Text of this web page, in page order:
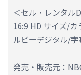
＜セル・レンタル
16:9 HD サイズ/
ルビーデジタル/
発売・販売元：